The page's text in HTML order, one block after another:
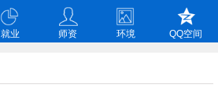
就业 师资 环境 QQ空间